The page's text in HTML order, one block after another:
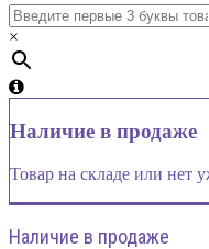
×
Наличие в продаже
Товар на складе или нет
Наличие в продаже